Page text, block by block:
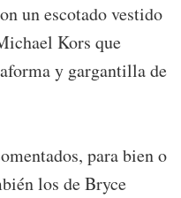
un escotado vestido
Kors que
y gargantilla de
para bien o
los de Bryce